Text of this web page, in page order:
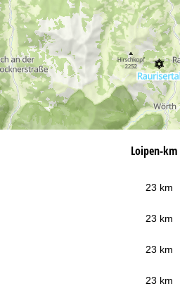
Loipen-km
23 km
23 km
23 km
23 km